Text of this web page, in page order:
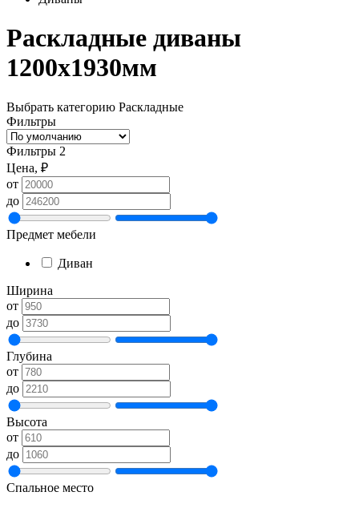
Раскладные диваны
1200х1930мм
Выбрать категорию Раскладные
Фильтры
Фильтры 2
Цена, ₽
от
до
Предмет мебели
Диван
Ширина
от
до
Глубина
от
до
Высота
от
до
Спальное место